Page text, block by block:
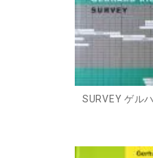
SURVEY ゲル